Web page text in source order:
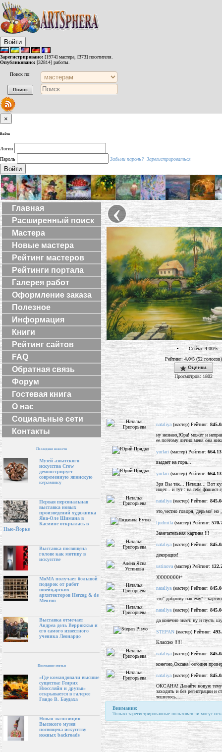
Войти
Зарегистрировано: [1974] мастера, [373] посетителя.
Опубликовано: [32814] работы.
Поиск по:
×
Войти
Логин
Пароль
Забыли пароль? Зарегистрироваться
Войти
Главная
Расширенный поиск
Мастера
Новые мастера
Рейтинг мастеров
Рейтинги портала
Галерея работ
Оформление заказа
Полезное
Информация
Книги
Рейтинг сайтов
FAQ
Обратная связь
Форум
Гостевая книга
О нас
Социальные сети
Контакты
Последние новости
Музей азиатского
искусства Crow
демонстрирует
современную японскую
керамику
Первая персональная
выставка новых
произведений художника
Яна-Оле Шимана в
Касмине открылась в
Нью-Йорке
Выставка посвящена
голове как мотиву в
искусстве
МоМА получает большой
подарок от работ
швейцарских
архитекторов Herzog & de
Meuron
Выставка отмечает
Андреа дель Верроккьо и
его самого известного
ученика Леонардо
Последние статьи
«Где командовали высшие
существа: Генрих
Нюссляйн и друзья»
открывается в галерее
Гвидо В. Баудаха
Новая экспозиция
Высокого музея
посвящена искусству
южных backroads
‹
Сейчас 4.00/5
Рейтинг: 4.0/5 (52 голосов)
Оценки.
Просмотров: 1802
nataliya (мастер) Рейтинг:
ну незнаю,Юра! может и
ее.поэтому лично меня она
yurlari (мастер) Рейтинг: 664.13
выдает на гора...
yurlari (мастер) Рейтинг: 664.13
Зря Вы так... Наташа... Вот
ищет... и тут : на тебе фашист
nataliya (мастер) Рейтинг:
это,честно говоря, дерьмо! но
ljudmila (мастер) Рейтинг:
Замечательная картина !!!
nataliya (мастер) Рейтинг:
декорация!
ustinova (мастер) Рейтинг:
))))))))))))))))+
nataliya (мастер) Рейтинг:
это" доброму нашему" -
nataliya (мастер) Рейтинг:
да конечно знает. ну и пусть
STEPAN (мастер) Рейтинг:
Классно !!!!!
nataliya (мастер) Рейтинг:
конечно,Оксана! сегодня
nataliya (мастер) Рейтинг:
ОКСАНА! Давайте новую тему
заходить и без регистрации
тешилось....
Внимание:
Только зарегистрированные пользователи могут